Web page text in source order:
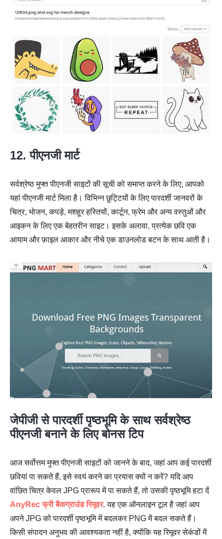
12. पीएनजी मार्ट
सर्वश्रेष्ठ मुफ्त पीएनजी साइटों की सूची को समाप्त करने के लिए, आपको
यहां पीएनजी मार्ट मिला है। विभिन्न छुट्टियों के लिए पारदर्शी जानवरों के
चित्र, भोजन, कपड़े, मशहूर हस्तियों, कार्टून, फ्रेम और अन्य वस्तुओं और
आइकन के लिए एक बेहतरीन साइट। इसके अलावा, प्रत्येक छवि एक
आयाम और फ़ाइल आकार और नीचे एक डाउनलोड बटन के साथ आती है।
जेपीजी से पारदर्शी पृष्ठभूमि के साथ सर्वश्रेष्ठ
पीएनजी बनाने के लिए बोनस टिप
आज सर्वोत्तम मुफ्त पीएनजी साइटों को जानने के बाद, जहां आप कई पारदर्शी
छवियां पा सकते हैं, इसे स्वयं करने का प्रयास क्यों न करें? यदि आप
वांछित चित्र केवल JPG प्रारूप में पा सकते हैं, तो उसकी पृष्ठभूमि हटा दें
AnyRec फ्री बैकग्राउंड रिमूवर. यह एक ऑनलाइन टूल है जहां आप
अपने JPG को पारदर्शी पृष्ठभूमि में बदलकर PNG में बदल सकते हैं।
किसी संपादन अनुभव की आवश्यकता नहीं है, क्योंकि यह रिमूवर सेकंडों में